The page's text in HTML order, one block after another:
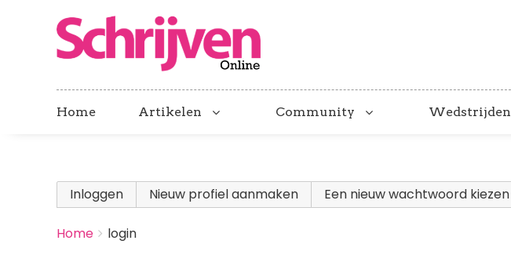
Home Artikelen Community Wedstrijden
Primary
tabs
Inloggen (actieve tabblad)
Nieuw profiel aanmaken Een nieuw wachtwoord kiezen
BREADCRUMBS
You
Home
login